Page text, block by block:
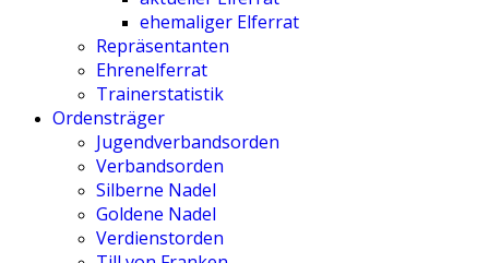
ehemaliger Elferrat
Repräsentanten
Ehrenelferrat
Trainerstatistik
Ordensträger
Jugendverbandsorden
Verbandsorden
Silberne Nadel
Goldene Nadel
Verdienstorden